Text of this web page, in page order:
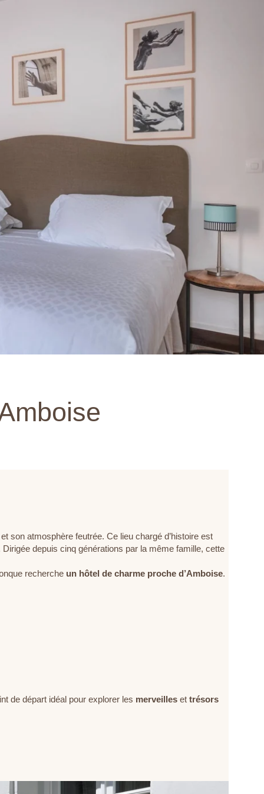
et son atmosphère feutrée. Ce lieu chargé d’histoire est
depuis cinq générations par la même famille, cette
recherche un hôtel de charme proche d’Amboise.
de départ idéal pour explorer les merveilles et trésors